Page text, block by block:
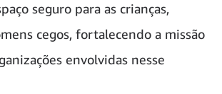
seguro para as crianças,
cegos, fortalecendo a missão
envolvidas nesse